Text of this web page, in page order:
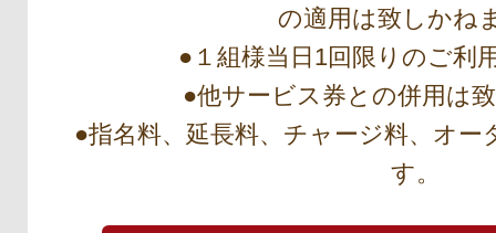
の適用は致しかね
●１組様当日1回限りのご利
●他サービス券との併用は
●指名料、延長料、チャージ料、オ
す。